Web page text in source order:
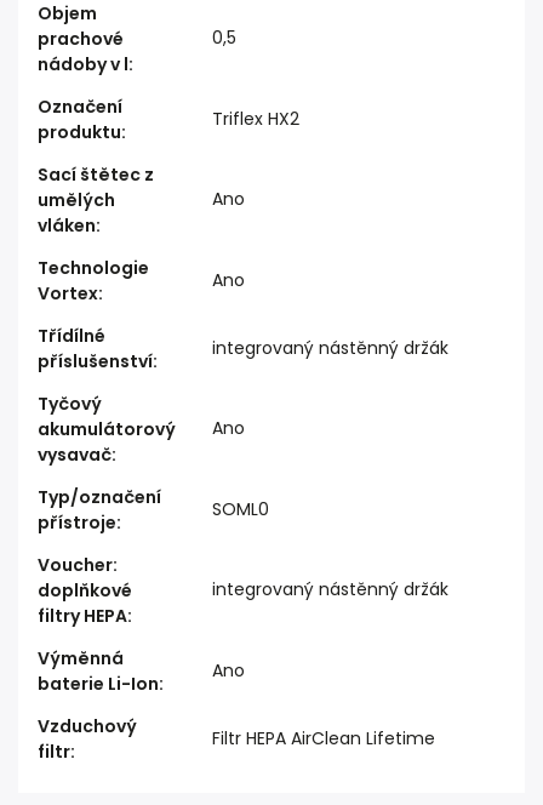
Objem
prachové
nádoby v l:
0,5
Označení
produktu:
Triflex HX2
Sací štětec z
umělých
vláken:
Ano
Technologie
Vortex:
Ano
Třídílné
příslušenství:
integrovaný nástěnný držák
Tyčový
akumulátorový
vysavač:
Ano
Typ/označení
přístroje:
SOML0
Voucher:
doplňkové
filtry HEPA:
integrovaný nástěnný držák
Výměnná
baterie Li-Ion:
Ano
Vzduchový
filtr:
Filtr HEPA AirClean Lifetime